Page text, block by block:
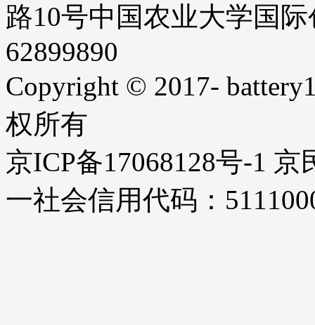
路10号中国农业大学国
62899890
Copyright © 2017-
权所有
京ICP备17068128号-1
一社会信用代码：